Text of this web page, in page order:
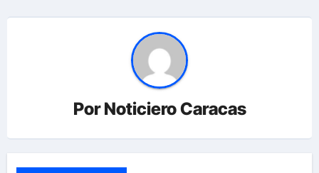
PorNoticiero Caracas